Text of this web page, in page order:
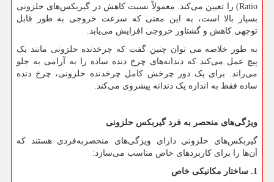
Ratio) را تعیین می‌کند. معمولاً نسبت کاهش در گیربکس‌های حلزونی
بسیار بالا است، به این معنی که سرعت خروجی به طور قابل
توجهی کاهش و گشتاور خروجی افزایش می‌یابد.
به طور خلاصه می توان چنین گفت که چرخدنده حلزونی مانند یک
پیچ عمل می‌کند که دندانه‌های چرخ دنده ساده را به آرامی به جلو
می‌راند. برای یک دور چرخش کامل چرخدنده حلزونی، چرخ دنده
ساده فقط به اندازه یک دندانه پیشروی می‌کند.
ویژگی‌های منحصر به فرد گیربکس حلزونی
گیربکس‌های حلزونی دارای ویژگی‌های منحصربه‌فردی هستند که
آن‌ها را برای کاربردهای خاص مناسب می‌سازد:
1. ساختار مکانیکی خاص